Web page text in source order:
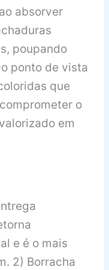
absorver
poupando
ponto de vista
que
o
em
e é o mais
2) Borracha